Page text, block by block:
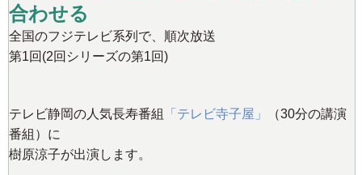
合わせる
全国のフジテレビ系列で、順次放送
第1回(2回シリーズの第1回)
テレビ静岡の人気長寿番組 「テレビ寺子屋」
（30分の講演
番組）に
樹原涼子が出演します。